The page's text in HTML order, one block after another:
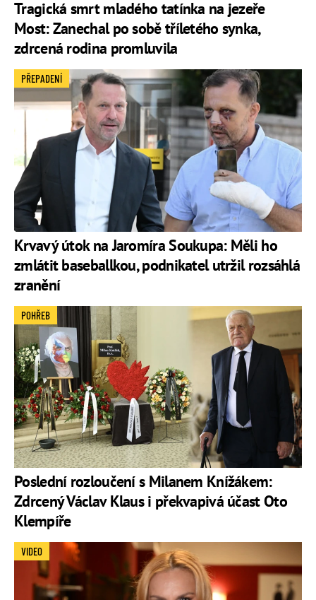
Tragická smrt mladého tatínka na jezeře
Most: Zanechal po sobě tříletého synka,
zdrcená rodina promluvila
Krvavý útok na Jaromíra Soukupa: Měli ho
zmlátit baseballkou, podnikatel utržil rozsáhlá
zranění
PŘEPADENÍ
Poslední rozloučení s Milanem Knížákem:
Zdrcený Václav Klaus i překvapivá účast Oto
Klempíře
POHŘEB
VIDEO